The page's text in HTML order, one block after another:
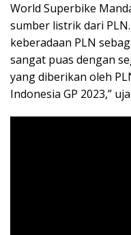
World Superbike
sumber listrik dari
keberadaan PLN
sangat puas dengan
yang diberikan oleh
Indonesia GP 2023,”